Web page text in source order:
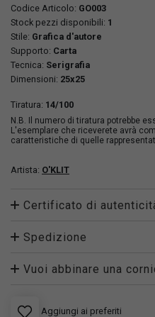
Codice Articolo: GO003
Stock pezzi disponibili: 1
Stile: Grafica d'autore
Supporto: Carta
Tecnica: Serigrafia
Dimensioni: 25x25
Tiratura: 14/100
N.B. Il numero di tiratura potrebbe
L'esemplare che riceverete avrà
caratteristiche di quelle
Artista: O'KLIT
Certificato di
Spedizione
Vuoi abbinare una
Aggiungi ai preferiti